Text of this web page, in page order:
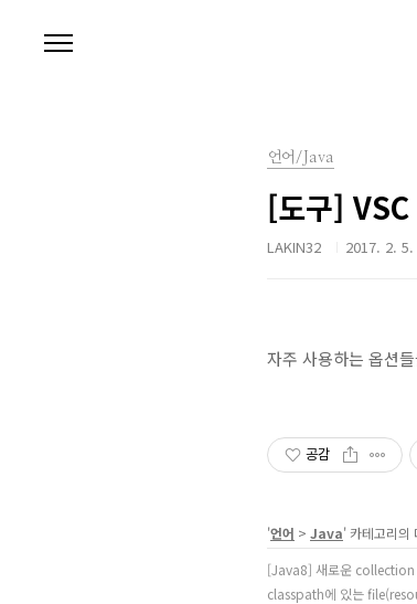
언어/Java
[도구] VSC
LAKIN32 2017. 2.
자주 사용하는 옵션
공감
'언어 > Java' 카테고리의
[Java8] 새로운 collection
classpath에 있는